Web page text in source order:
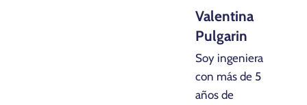
Valentina
Pulgarin
Soy ingeniera
con más de 5
años de